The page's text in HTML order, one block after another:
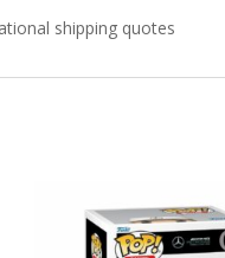
shipping quotes